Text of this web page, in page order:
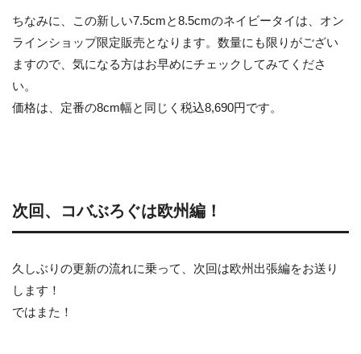
ちなみに、この新しい7.5cmと8.5cmのネイビータイは、オン
ラインショップ限定販売となります。数量にも限りがござい
ますので、気になる方はお早めにチェックしてみてくださ
い。
価格は、定番の8cm幅と同じく税込8,690円です。
次回、コバぶろぐは欧州編！
久しぶりの更新の流れに乗って、次回は欧州出張編をお送り
します！
ではまた！